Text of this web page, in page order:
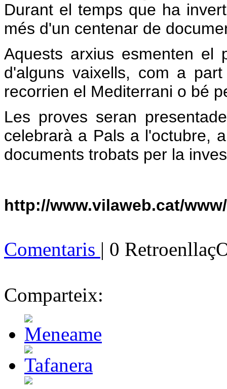
Durant el temps que ha
més d'un centenar de
Aquests arxius esmenten
d'alguns vaixells, com a
recorrien el Mediterrani o bé
Les proves seran
celebrarà a Pals a l'octubre,
documents trobats per la
http://www.vilaweb.cat/
Comentaris | 0
Comparteix: